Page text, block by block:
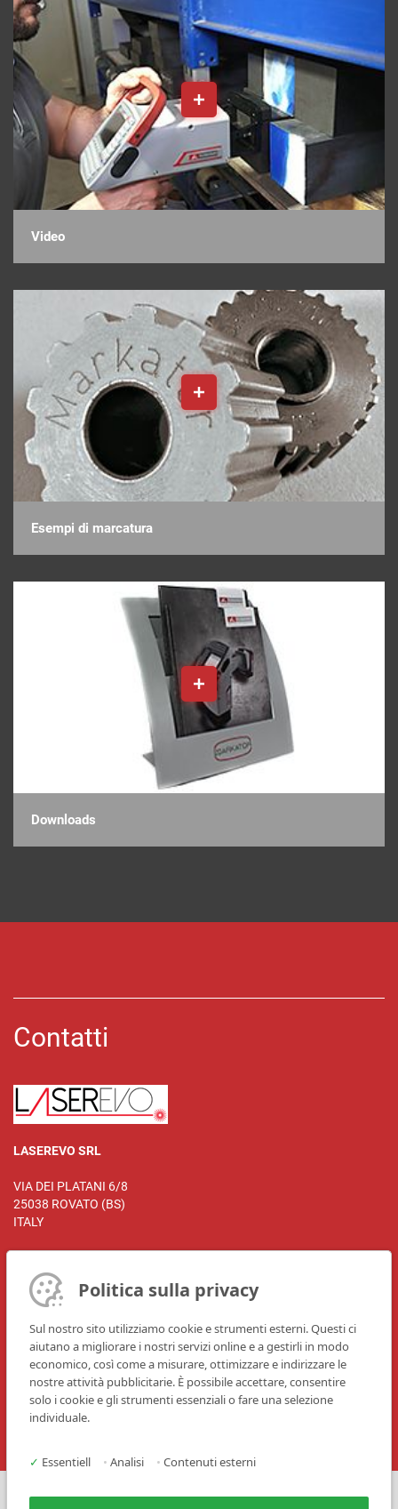
Video
Esempi di marcatura
Downloads
Contatti
LASEREVO SRL
VIA DEI PLATANI 6/8
25038 ROVATO (BS)
ITALY
Persona di riferimento:
Andrea Sterpilla
Telefono: +39 030 7270181
E-Mail:info@laserevo.com
Sito Web:www.laserevo.com
Politica sulla privacy
Sul nostro sito utilizziamo cookie e strumenti esterni. Questi ci
aiutano a migliorare i nostri servizi online e a gestirli in modo
economico, così come a misurare, ottimizzare e indirizzare le
nostre attività pubblicitarie. È possibile accettare, consentire
solo i cookie e gli strumenti essenziali o fare una selezione
individuale.
✓ Essentiell • Analisi • Contenuti esterni